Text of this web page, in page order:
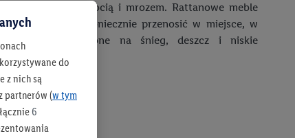
słońcem, wilgocią i mrozem. Rattanowe meble
na zimę trzeba koniecznie przenosić w miejsce, w
będą wystawione na śnieg, deszcz i niskie
do
z nich są
partnerów (w tym
6